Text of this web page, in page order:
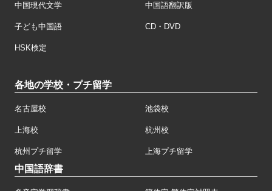
中国現代文学 中国語翻訳版
子ども中国語 CD・DVD
HSK検定
各地の学校・プチ留学
名古屋校 池袋校
上海校 杭州校
杭州プチ留学 上海プチ留学
中国語辞書